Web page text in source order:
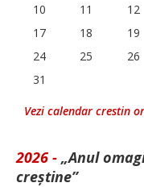
10
11 12
17
18 19
24
25 26
31
Vezi calendar crestin
2026 - „Anul
creștine”